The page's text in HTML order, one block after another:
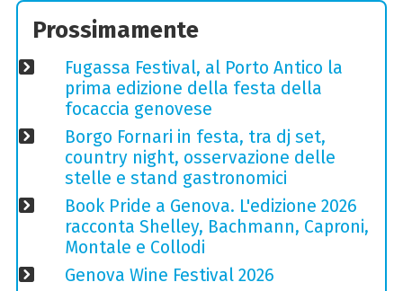
Prossimamente
Fugassa Festival, al Porto Antico la
prima edizione della festa della
focaccia genovese
Borgo Fornari in festa, tra dj set,
country night, osservazione delle
stelle e stand gastronomici
Book Pride a Genova. L'edizione 2026
racconta Shelley, Bachmann, Caproni,
Montale e Collodi
Genova Wine Festival 2026